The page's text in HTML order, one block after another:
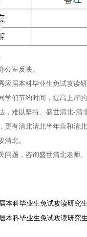
公室反映。
应届本科毕业生免试攻
学们节约时间，提高上岸
，难以坚持。盛世清北-
更有清北清北半年营和清
清北。
题，咨询盛世清北老师。
本科毕业生免试攻读研
本科毕业生免试攻读研究